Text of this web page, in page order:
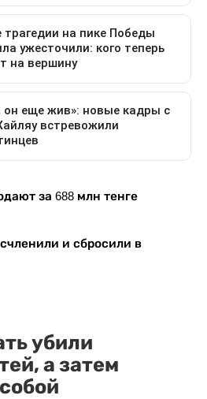
за 688 млн тенге
и сбросили в
убили
а затем